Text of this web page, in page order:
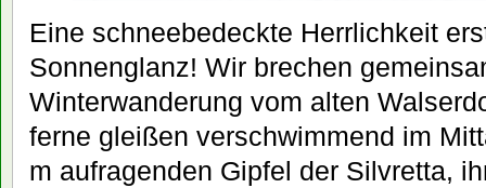
Eine schneebedeckte Herrlichkeit
Sonnenglanz! Wir brechen
Winterwanderung vom alten
ferne gleißen verschwimmend im
m aufragenden Gipfel der Silvretta,